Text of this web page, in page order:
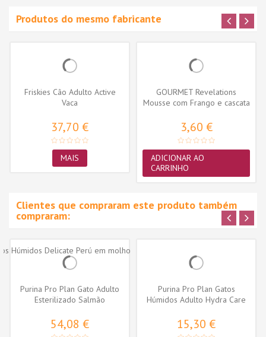
Produtos do mesmo fabricante
Friskies Cão Adulto Active
Vaca
37,70 €
MAIS
GOURMET Revelations
Mousse com Frango e cascata
3,60 €
ADICIONAR AO
CARRINHO
Clientes que compraram este produto também
compraram:
Purina Pro Plan Gato Adulto
Esterilizado Salmão
54,08 €
Purina Pro Plan Gatos
Húmidos Adulto Hydra Care
15,30 €